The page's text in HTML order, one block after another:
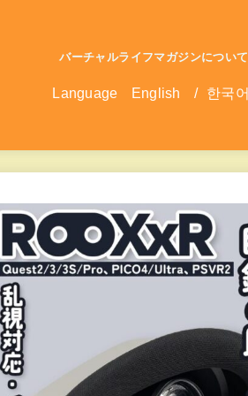
バーチャルライフマガジンについて
Language English / 한국어